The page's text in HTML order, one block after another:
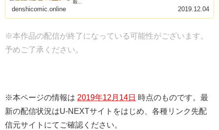
殺...
denshicomic.online 2019.12.04
※本作品の配信が終了になっている可能性がございます。
予めご了承ください。
※本ページの情報は 2019年12月14日 時点のものです。最
新の配信状況はU-NEXTサイトをはじめ、各種リンク先配
信元サイトにてご確認ください。